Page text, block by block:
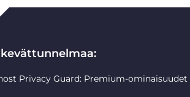
Privacy Guard: Premium-ominaisuudet